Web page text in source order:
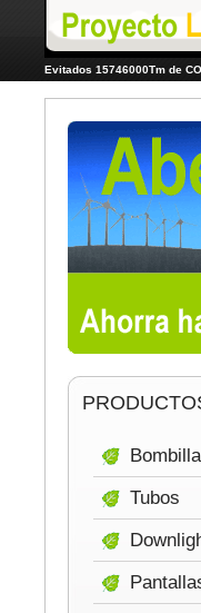
Evitados 15746000Tm de
Tubos